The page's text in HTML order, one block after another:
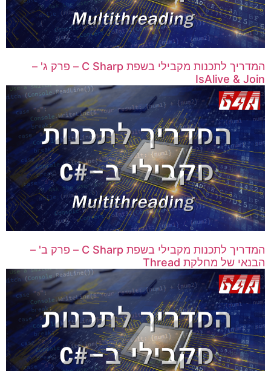
המדריך לתכנות מקבילי בשפת C Sharp – פרק ג' –
IsAlive & Join
המדריך לתכנות מקבילי בשפת C Sharp – פרק ב' –
הבנאי של מחלקת Thread